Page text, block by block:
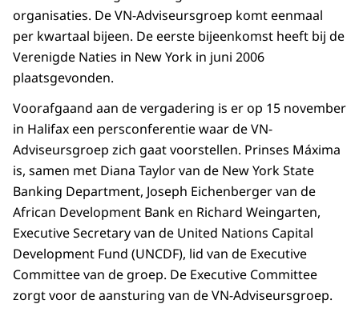
organisaties. De VN-Adviseursgroep komt eenmaal
per kwartaal bijeen. De eerste bijeenkomst heeft bij de
Verenigde Naties in New York in juni 2006
plaatsgevonden.
Voorafgaand aan de vergadering is er op 15 november
in Halifax een persconferentie waar de VN-
Adviseursgroep zich gaat voorstellen. Prinses Máxima
is, samen met Diana Taylor van de New York State
Banking Department, Joseph Eichenberger van de
African Development Bank en Richard Weingarten,
Executive Secretary van de United Nations Capital
Development Fund (UNCDF), lid van de Executive
Committee van de groep. De Executive Committee
zorgt voor de aansturing van de VN-Adviseursgroep.